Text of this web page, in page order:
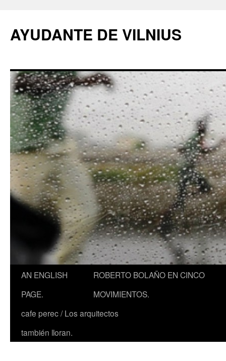
AYUDANTE DE VILNIUS
AN ENGLISH
PAGE.
ROBERTO BOLAÑO EN CINCO
MOVIMIENTOS.
cafe perec / Los arquitectos
también lloran.